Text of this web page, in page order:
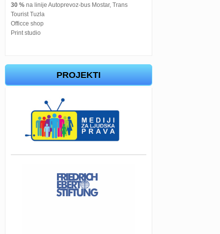
30 % na linije Autoprevoz-bus Mostar, Trans
Tourist Tuzla
Officce shop
Print studio
PROJEKTI